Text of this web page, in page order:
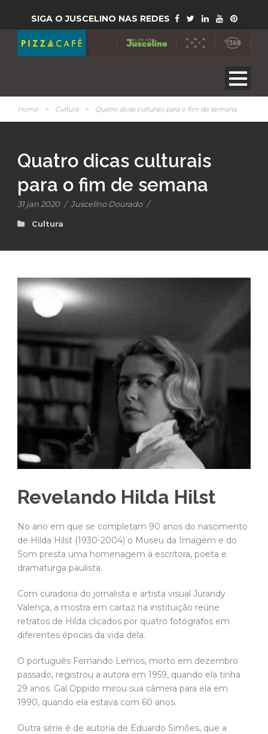
SIGA O JUSCELINO NAS REDES
Home > Cultura > Quatro dicas culturais para o fim de semana
Quatro dicas culturais
para o fim de semana
31 jan 2020 / Juscelino Dourado /
Cultura
Revelando Hilda Hilst
No ano em que se completam 90 anos do nascimento
de Hilda Hilst (1930-2004) o Museu da Imagem e do
Som presta uma homenagem à escritora, poeta e
dramaturga paulista.
Com curadoria do jornalista e artista visual Jurandy
Valença, a mostra em cartaz na instituição reúne
retratos de Hilda clicados por quatro fotógrafos em
diferentes épocas da vida dela.
O português Fernando Lemos, morto em dezembro
passado, registrou a autora em 1959, quando ela tinha
29 anos. Gal Oppido mirou sua câmera para ela em
1990, quando ela estava com 60 anos.
Outra série é de autoria de Eduardo Simões, que a